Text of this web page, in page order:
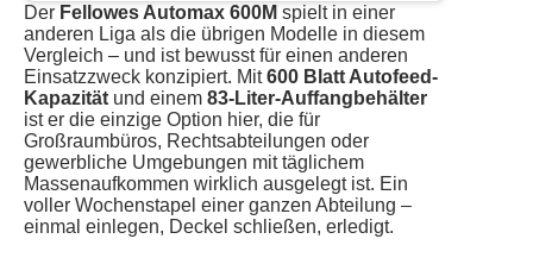
Der Fellowes Automax 600M spielt in einer
anderen Liga als die übrigen Modelle in diesem
Vergleich – und ist bewusst für einen anderen
Einsatzzweck konzipiert. Mit600 Blatt Autofeed-
Kapazität und einem 83-Liter-Auffangbehälter
ist er die einzige Option hier, die für
Großraumbüros, Rechtsabteilungen oder
gewerbliche Umgebungen mit täglichem
Massenaufkommen wirklich ausgelegt ist. Ein
voller Wochenstapel einer ganzen Abteilung –
einmal einlegen, Deckel schließen, erledigt.